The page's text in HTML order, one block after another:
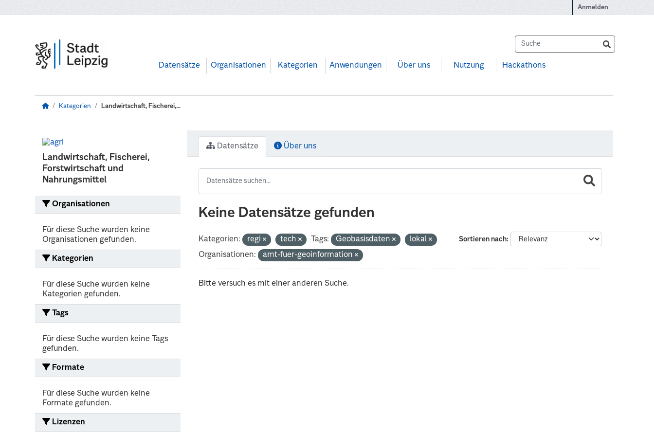
Anmelden
Datensätze Organisationen Kategorien Anwendungen Über uns Nutzung Hackathons
Kategorien Landwirtschaft, Fischerei,...
Landwirtschaft, Fischerei,
Forstwirtschaft und
Nahrungsmittel
Organisationen
Für diese Suche wurden keine
Organisationen gefunden.
Kategorien
Für diese Suche wurden keine
Kategorien gefunden.
Tags
Für diese Suche wurden keine Tags
gefunden.
Formate
Für diese Suche wurden keine
Formate gefunden.
Lizenzen
Datensätze Über uns
Keine Datensätze gefunden
Sortieren nach
Kategorien: regi tech Tags: Geobasisdaten
lokal
Organisationen:
amt-fuer-geoinformation
Bitte versuch es mit einer anderen Suche.